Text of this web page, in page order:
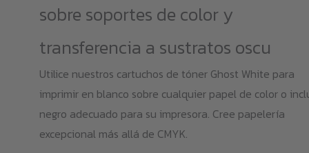
sobre soportes de color y
transferencia a sustratos oscu
Utilice nuestros cartuchos de tóner Ghost White para
imprimir en blanco sobre cualquier papel de color o
negro adecuado para su impresora. Cree papelería
excepcional más allá de CMYK.